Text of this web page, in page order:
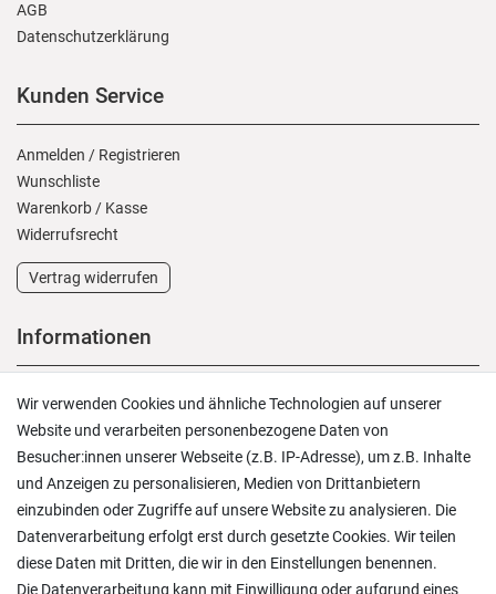
AGB
Daten­schutz­erklärung
Kunden Service
Anmelden / Registrieren
Wunschliste
Warenkorb / Kasse
Widerrufs­recht
Vertrag widerrufen
Informationen
Versand und Zahlung
Rücksendungen
Lieferung in die Schweiz
Pflegesymbole
Lagerverkauf
Ratgeber & News
Wir verwenden Cookies und ähnliche Technologien auf unserer
Website und verarbeiten personenbezogene Daten von
Besucher:innen unserer Webseite (z.B. IP-Adresse), um z.B. Inhalte
und Anzeigen zu personalisieren, Medien von Drittanbietern
einzubinden oder Zugriffe auf unsere Website zu analysieren. Die
Datenverarbeitung erfolgt erst durch gesetzte Cookies. Wir teilen
diese Daten mit Dritten, die wir in den Einstellungen benennen.
Die Datenverarbeitung kann mit Einwilligung oder aufgrund eines